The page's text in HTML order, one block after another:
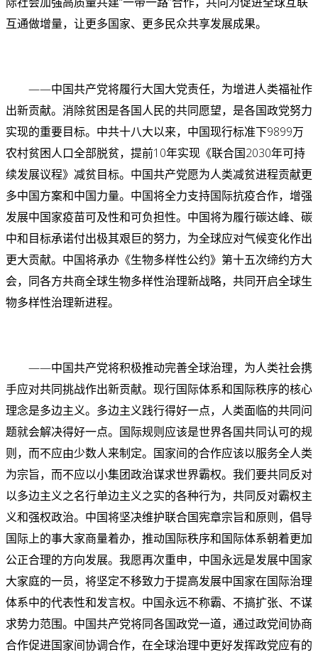
互通做增量，让更多国家、更多民众共享发展成果。
——中国共产党将履行大国大党责任，为增进人类福祉作
出新贡献。消除贫困是各国人民的共同愿望，是各国政党努力
实现的重要目标。中共十八大以来，中国现行标准下9899万
农村贫困人口全部脱贫，提前10年实现《联合国2030年可持
续发展议程》减贫目标。中国共产党愿为人类减贫进程贡献更
多中国方案和中国力量。中国将全力支持国际抗疫合作，增强
发展中国家疫苗可及性和可负担性。中国将为履行碳达峰、碳
中和目标承诺付出极其艰巨的努力，为全球应对气候变化作出
更大贡献。中国将承办《生物多样性公约》第十五次缔约方大
会，同各方共商全球生物多样性治理新战略，共同开启全球生
物多样性治理新进程。
——中国共产党将积极推动完善全球治理，为人类社会携
手应对共同挑战作出新贡献。现行国际体系和国际秩序的核心
理念是多边主义。多边主义践行得好一点，人类面临的共同问
题就会解决得好一点。国际规则应该是世界各国共同认可的规
则，而不应由少数人来制定。国家间的合作应该以服务全人类
为宗旨，而不应以小集团政治谋求世界霸权。我们要共同反对
以多边主义之名行单边主义之实的各种行为，共同反对霸权主
义和强权政治。中国将坚决维护联合国宪章宗旨和原则，倡导
国际上的事大家商量着办，推动国际秩序和国际体系朝着更加
公正合理的方向发展。我愿再次重申，中国永远是发展中国家
大家庭的一员，将坚定不移致力于提高发展中国家在国际治理
体系中的代表性和发言权。中国永远不称霸、不搞扩张、不谋
求势力范围。中国共产党将同各国政党一道，通过政党间协商
合作促进国家间协调合作，在全球治理中更好发挥政党应有的